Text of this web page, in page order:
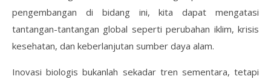
pengembangan di bidang ini, kita dapat mengatasi
tantangan-tantangan global seperti perubahan iklim, krisis
kesehatan, dan keberlanjutan sumber daya alam.
Inovasi biologis bukanlah sekadar tren sementara, tetapi